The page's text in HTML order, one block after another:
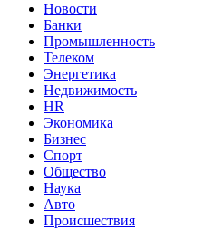
Новости
Банки
Промышленность
Телеком
Энергетика
Недвижимость
HR
Экономика
Бизнес
Спорт
Общество
Наука
Авто
Происшествия